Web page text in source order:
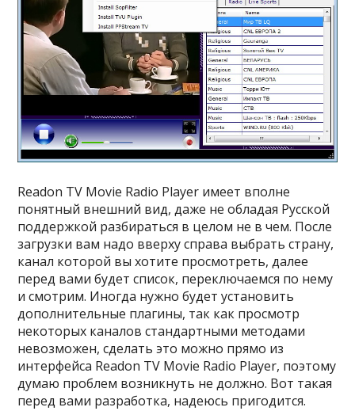
Readon TV Movie Radio Player имеет вполне
понятный внешний вид, даже не обладая Русской
поддержкой разбираться в целом не в чем. После
загрузки вам надо вверху справа выбрать страну,
канал которой вы хотите просмотреть, далее
перед вами будет список, переключаемся по нему
и смотрим. Иногда нужно будет установить
дополнительные плагины, так как просмотр
некоторых каналов стандартными методами
невозможен, сделать это можно прямо из
интерфейса Readon TV Movie Radio Player, поэтому
думаю проблем возникнуть не должно. Вот такая
перед вами разработка, надеюсь пригодится.